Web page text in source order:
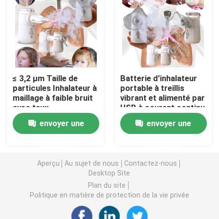
Asthme Mesh Nebulizer
nébuliseur médical à mailles
Nébuliseur vibrant de maille
Nébuliseur portatif d'inhalateur
Machine d'inhalateur de toux
Machine d'inhalateur de nébuliseur
≤ 3,2 μm Taille de
particules Inhalateur à
maillage à faible bruit
avec taux
d'atomisation des
particules fines ≥ 0,3
ml/min et
envoyer une
Batterie d'inhalateur
portable à treillis
vibrant et alimenté par
USB à courant continu
5V pour le traitement
médicalenvoyer une
Aperçu Au sujet de nous
Contactez-nous
Desktop Site
Plan du site
Politique en matière de protection de la vie privée